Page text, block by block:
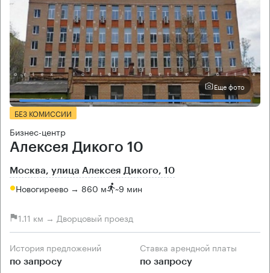
Еще фото
БЕЗ КОМИССИИ
Бизнес-центр
Алексея Дикого 10
Москва, улица Алексея Дикого, 10
Новогиреево → 860 м ~9 мин
1.11 км → Дворцовый проезд
История предложений
по запросу
Ставка арендной платы
по запросу